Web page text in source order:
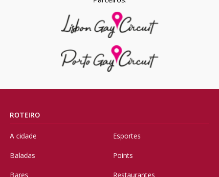
ROTEIRO
A cidade
Baladas
Bares
Esportes
Points
Restaurantes